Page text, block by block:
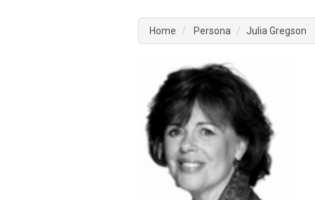
Home Persona Julia Gregson